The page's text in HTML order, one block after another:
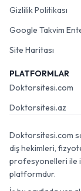
Gizlilik Politikası
Google Takvim
Site Haritası
PLATFORMLAR
Doktorsitesi.com
Doktorsitesi.az
Doktorsitesi.com
diş hekimleri,
profesyonelleri ile
platformdur.